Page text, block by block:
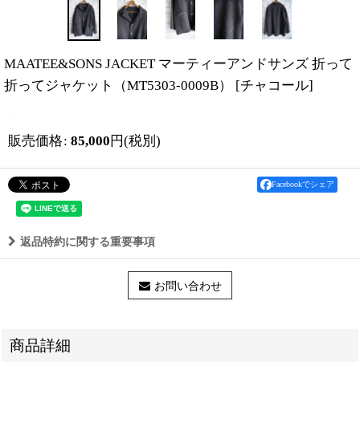
MAATEE&SONS JACKET マーティーアンドサンズ 折って
折ってジャケット（MT5303-0009B）
[チャコール]
販売価格: 85,000 円(税別)
Facebookでシェア
返品特約に関する重要事項
お問い合わせ
商品詳細